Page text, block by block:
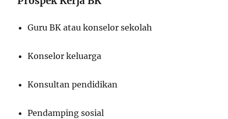
Guru BK atau konselor sekolah
Konselor keluarga
Konsultan pendidikan
Pendamping sosial